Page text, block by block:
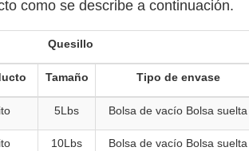
como se describe a continuación.
Quesillo
Tamaño Tipo de envase
5Lbs Bolsa de vacío Bolsa suelta
10Lbs Bolsa de vacío Bolsa suelta